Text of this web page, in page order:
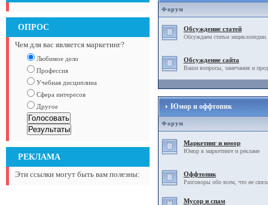
ОПРОС
Чем для вас является маркетинг?
Любимое дело
Профессия
Учебная дисциплина
Сфера интересов
Другое
РЕКЛАМА
Эти ссылки могут быть вам полезны:
Форум
Обсуждение статей
Обсуждаем статьи энциклопедии.
Обсуждение сайта
Ваши вопросы, замечания и
Юмор и оффтопик
Форум
Маркетинг и юмор
Юмор в маркетинге и рекламе
Оффтопик
Разговоры обо всем, что не
Мусор и спам